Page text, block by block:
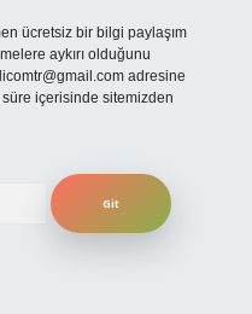
ücretsiz bir bilgi paylaşım
aykırı olduğunu
adresine
içerisinde sitemizden